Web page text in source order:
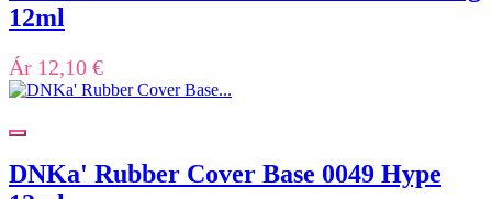
12ml
Ár 12,10 €
DNKa' Rubber Cover Base 0049 Hype